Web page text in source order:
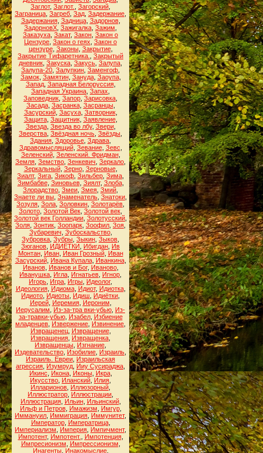
Заглот, Заглот. Загорский
Заграница Загреб Зад Задержание
Задержания, Задница, Задорнов,
ЗадорновХ Зажигалка Зажим
Заказуха Закат, Закон Закон о
Цензуре Закон о геях Закон о
цензуре, Законы, Закрытие,
Закрытие Тифаретника.
Закрытый
дневник Закуска Закусь Залупа
Залупа-20 Залупкин Заменгоф
Замок, Замятин, Зануда, Заоупа,
Запад, Западная Белоруссия,
Западная Украина Запах
Заповедник Запор Зарисовка
Засада, Засранка, Засранцы,
Засурский, Засуха, Затворник,
Защита, Защитник, Заявление,
Звезда, Звезда во лбу, Звери,
Зверства Звёздная ночь Звёзды
Здания Здоровье Здрава
Здравомыслящий, Зевание, Зевс
Зеленский, Зеленский. Фридман,
Земля Земство Зенкевич Зеркало
Зеркальный, Зерно, Зерновые,
Зиалт, Зига Зикоф Зильбер Зима
Зимбабве, Зиновьев, Зиялт, Злоба,
Злорадство Змеи Змея Змий
Знаете ли вы Знаменатель Знатоки
Зозуля Зола Золовкин Золотарёв
Золото Золотой Век Золотой век
Золотой век Голландии Золотусский
Золя Зонтик Зоопарк Зоофил Зоя
Зубаревич Зубоскальство,
Зубровка Зубры Зыкин Зыков
Зюганов ИДИЁТКИ Ибигдан Ив
Монтан, Иван, Иван Грозный, Иван
Засурский, Ивана Купала, Иванкина,
Иванов, Иванов и Бог, Иваново,
Иванушка Игла Игнатьев Игнор
Игорь Игра Игры Идеолог,
Идеология, Идиома, Идиот, Идиотка,
Идиото Идиоты Идиш Идиётки
Иерей, Иеремия, Иероним
Иерусалим
Из-за-тра вки-убью Из-
за-травки-убью, Изабел, Избиение
младенцев Извержение Извинение
Извращенец, Извращение,
Извращения Извращенка
Извращенцы Изгнание
Издевательство Изобилие Израиль
Израиль. Евреи Израильская
агрессия Изумруд Ииу Сусираджа
Икинс
Икона, Иконы, Икра,
Икусство Иланский Илия
Илларионов Иллюзорный
Иллюстратор Иллюстрации
Иллюстрация, Ильин, Ильинский,
Ильф и Петров, Имажизм Имгур,
Иммануил Иммиграция Иммунитет,
Император, Императрица,
Империализм
Империя Импичмент,
Импотент, Импотент. Импотенция,
Импресионизм
Импрессионизм
Инагенты, Инакомыслие,